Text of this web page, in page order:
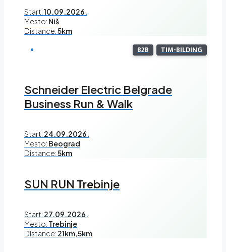
Start:10.09.2026.
Mesto: Niš
Distance:5km
B2B TIM-BILDING
Schneider Electric Belgrade
Business Run & Walk
Start: 24.09.2026.
Mesto: Beograd
Distance:5km
SUN RUN Trebinje
Start: 27.09.2026.
Mesto: Trebinje
Distance: 21km,5km